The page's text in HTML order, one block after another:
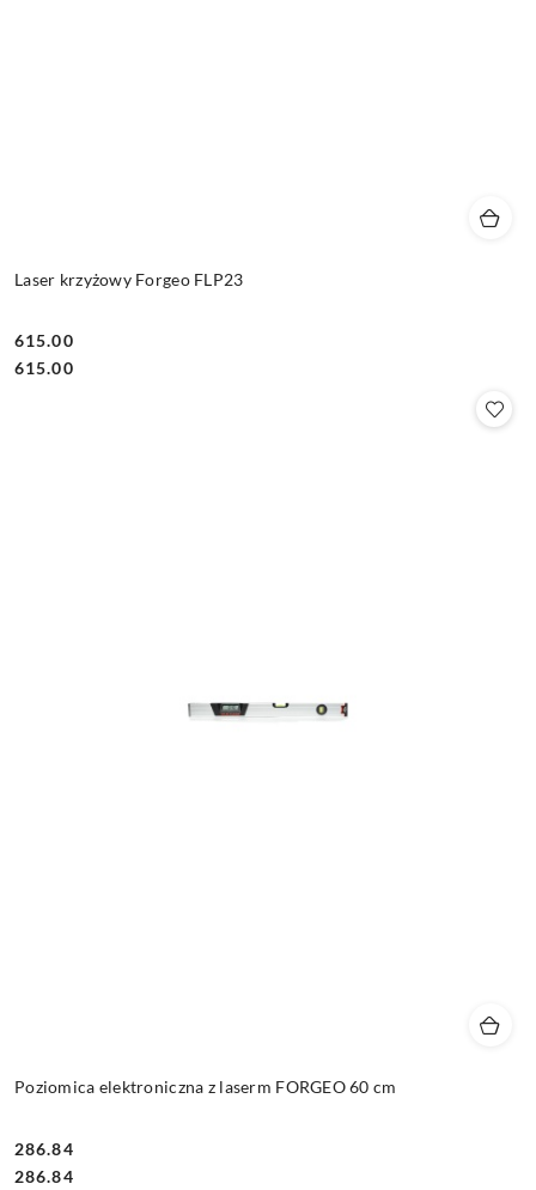
Laser krzyżowy Forgeo FLP23
Cena:
615.00
Cena:
615.00
Poziomica elektroniczna z laserm FORGEO 60 cm
Cena:
286.84
Cena:
286.84